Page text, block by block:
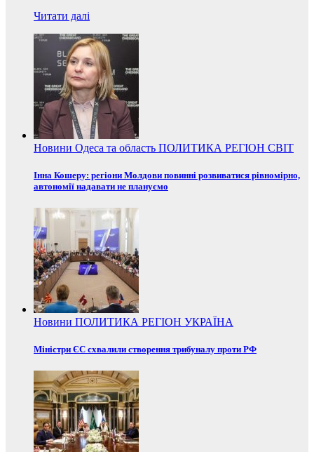
Читати далі
Новини Одеса та область ПОЛИТИКА РЕГІОН СВІТ
Інна Кошеру: регіони Молдови повинні розвиватися рівномірно,
автономії надавати не плануємо
Новини ПОЛИТИКА РЕГІОН УКРАЇНА
Міністри ЄС схвалили створення трибуналу проти РФ